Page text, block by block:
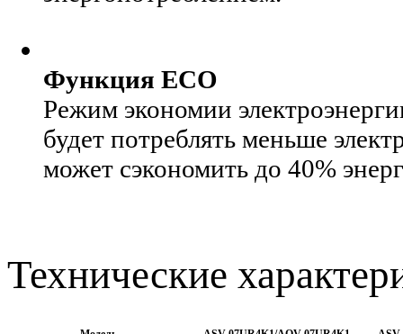
Функция ECO
Режим экономии
будет потреблять меньше
может сэкономить до 40%
Технические